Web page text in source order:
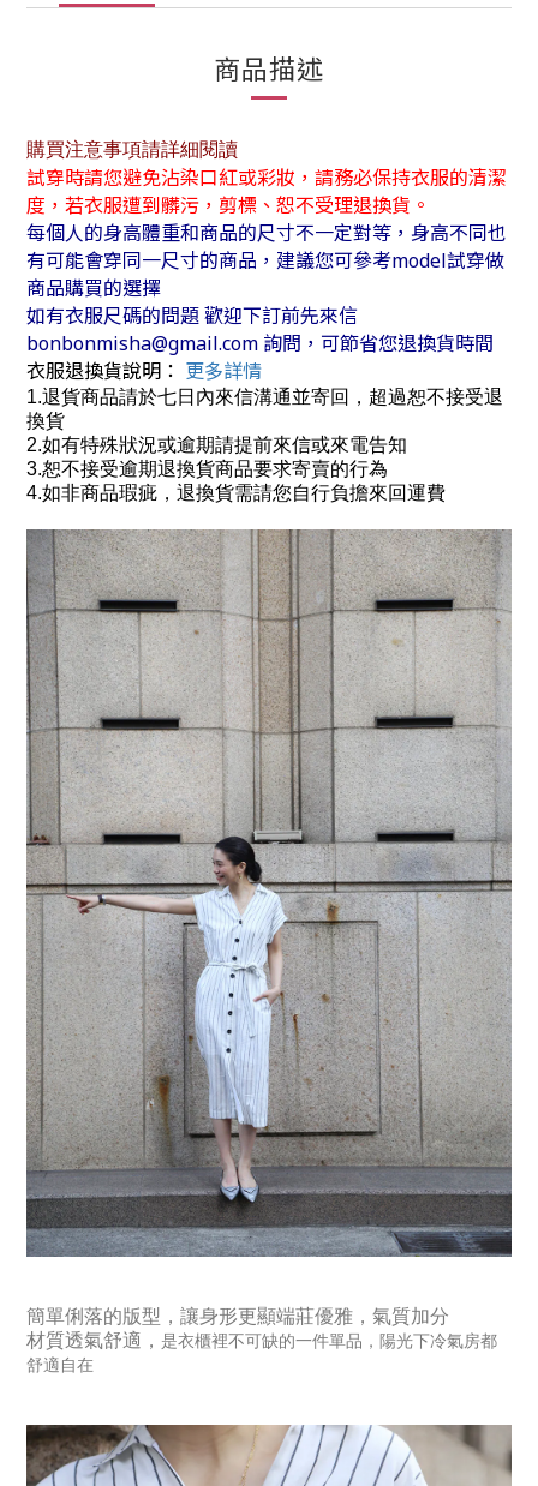
商品描述
購買注意事項請詳細閱讀
試穿時請您避免沾染口紅或彩妝，請務必保持衣服的清潔
度，若衣服遭到髒污，剪標、恕不受理退換貨。
每個人的身高體重和商品的尺寸不一定對等，身高不同也
有可能會穿同一尺寸的商品，建議您可參考model試穿做
商品購買的選擇
如有衣服尺碼的問題 歡迎下訂前先來信
bonbonmisha@gmail.com 詢問，可節省您退換貨時間
衣服退換貨說明： 更多詳情
1.退貨商品請於七日內來信溝通並寄回，超過恕不接受退
換貨
2.如有特殊狀況或逾期請提前來信或來電告知
3.恕不接受逾期退換貨商品要求寄賣的行為
4.如非商品瑕疵，退換貨需請您自行負擔來回運費
簡單俐落的版型，讓身形更顯端莊優雅，氣質加分
材質透氣舒適， 是衣櫃裡不可缺的一件單品，陽光下冷氣房都
舒適自在